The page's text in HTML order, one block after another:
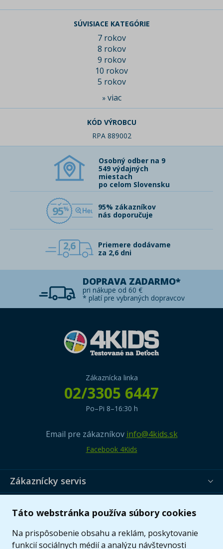
Táto webstránka používa súbory cookies
Na prispôsobenie obsahu a reklám, poskytovanie
funkcií sociálnych médií a analýzu návštevnosti
SÚVISIACE KATEGÓRIE
7 rokov
8 rokov
9 rokov
10 rokov
5 rokov
» viac
KÓD VÝROBCU
RPA 889002
Osobný odber na 9
549 výdajných
miestach
po celom Slovensku
95
95% zákazníkov
nás doporučuje
2,6
Priemere dodávame
za 2,6 dni
DOPRAVA ZADARMO*
pri nákupe od 60 €
* platí pre vybraných dopravcov
Zákaznícka linka
02/3305 6447
Po–Pi 8–16:30 h
Email pre zákazníkov info@4kids.sk
Facebook 4Kids
Zákaznícky servis